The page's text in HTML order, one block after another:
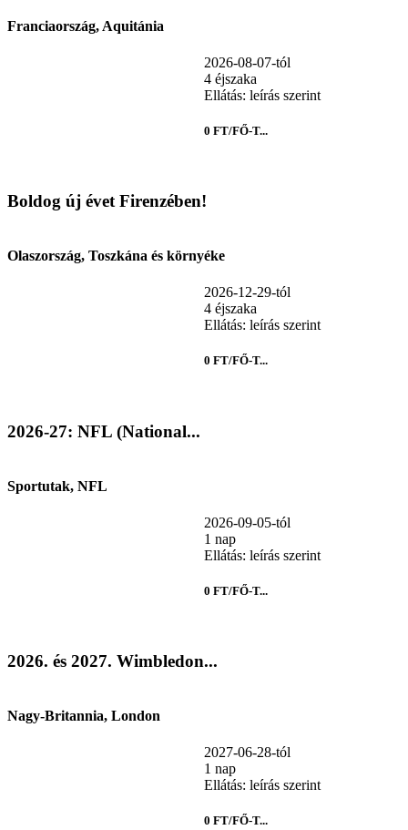
Franciaország, Aquitánia
2026-08-07-tól
4 éjszaka
Ellátás: leírás szerint
0 FT/FŐ-T...
Boldog új évet Firenzében!
Olaszország, Toszkána és környéke
2026-12-29-tól
4 éjszaka
Ellátás: leírás szerint
0 FT/FŐ-T...
2026-27: NFL (National...
Sportutak, NFL
2026-09-05-tól
1 nap
Ellátás: leírás szerint
0 FT/FŐ-T...
2026. és 2027. Wimbledon...
Nagy-Britannia, London
2027-06-28-tól
1 nap
Ellátás: leírás szerint
0 FT/FŐ-T...